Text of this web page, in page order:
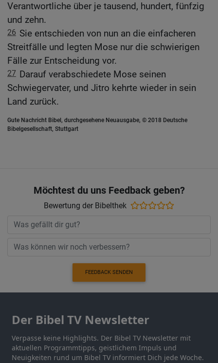
Verantwortliche über je tausend, hundert, fünfzig
und zehn.
26 Sie entschieden von nun an die einfacheren
Streitfälle und legten Mose nur die schwierigen
Fälle zur Entscheidung vor.
27 Darauf verabschiedete Mose seinen
Schwiegervater, und Jitro kehrte wieder in sein
Land zurück.
Gute Nachricht Bibel, durchgesehene Neuausgabe, © 2018 Deutsche
Bibelgesellschaft, Stuttgart
Möchtest du uns Feedback geben?
Bewertung der Bibelthek
FEEDBACK SENDEN
Der Bibel TV Newsletter
Verpasse keine Highlights. Der Bibel TV Newsletter mit
aktuellen Programmtipps, geistlichem Impuls und
Neuigkeiten rund um Bibel TV informiert Dich jede Woche.